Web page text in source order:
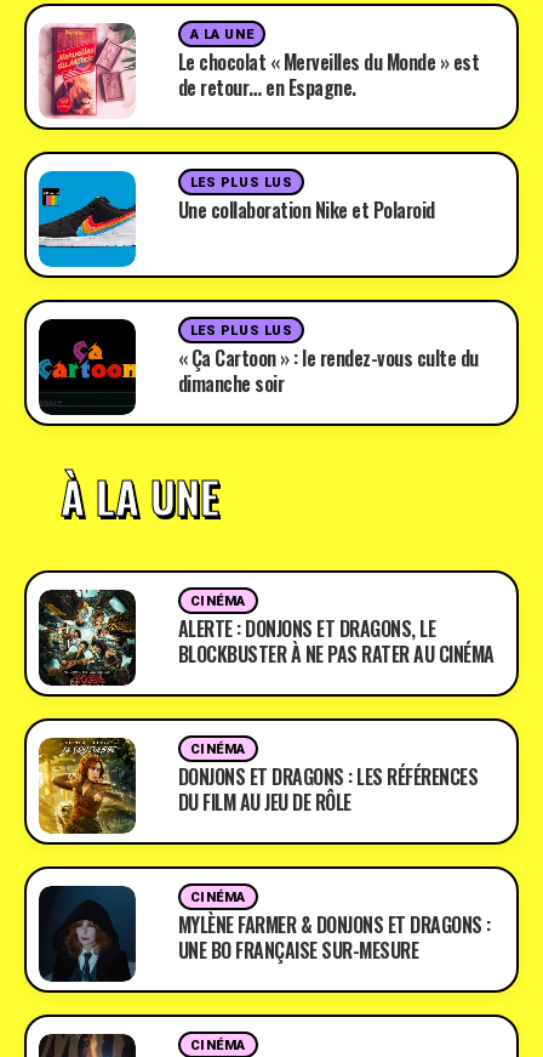
A LA UNE
Le chocolat « Merveilles du Monde » est
de retour… en Espagne.
LES PLUS LUS
Une collaboration Nike et Polaroid
LES PLUS LUS
« Ça Cartoon » : le rendez-vous culte du
dimanche soir
À LA UNE
CINÉMA
ALERTE : DONJONS ET DRAGONS, LE
BLOCKBUSTER À NE PAS RATER AU CINÉMA
CINÉMA
DONJONS ET DRAGONS : LES RÉFÉRENCES
DU FILM AU JEU DE RÔLE
CINÉMA
MYLÈNE FARMER & DONJONS ET DRAGONS :
UNE BO FRANÇAISE SUR-MESURE
CINÉMA